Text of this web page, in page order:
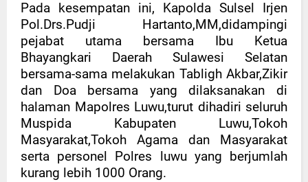
Pada kesempatan ini, Kapolda Sulsel Irjen
Pol.Drs.Pudji Hartanto,MM,didampingi
pejabat utama bersama Ibu Ketua
Bhayangkari Daerah Sulawesi Selatan
bersama-sama melakukan Tabligh Akbar,Zikir
dan Doa bersama yang dilaksanakan di
halaman Mapolres Luwu,turut dihadiri seluruh
Muspida Kabupaten Luwu,Tokoh
Masyarakat,Tokoh Agama dan Masyarakat
serta personel Polres luwu yang berjumlah
kurang lebih 1000 Orang.